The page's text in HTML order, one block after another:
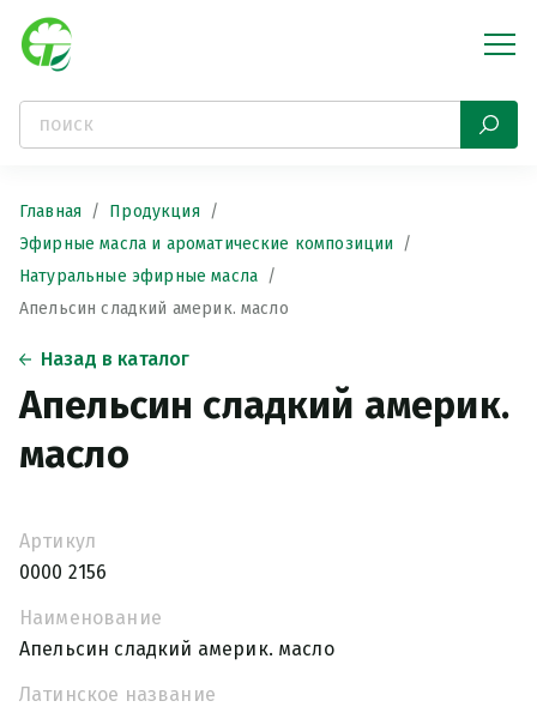
Главная
Продукция
Эфирные масла и ароматические композиции
Натуральные эфирные масла
Апельсин сладкий америк. масло
Назад в каталог
Апельсин сладкий америк.
масло
Артикул
0000 2156
Наименование
Апельсин сладкий америк. масло
Латинское название